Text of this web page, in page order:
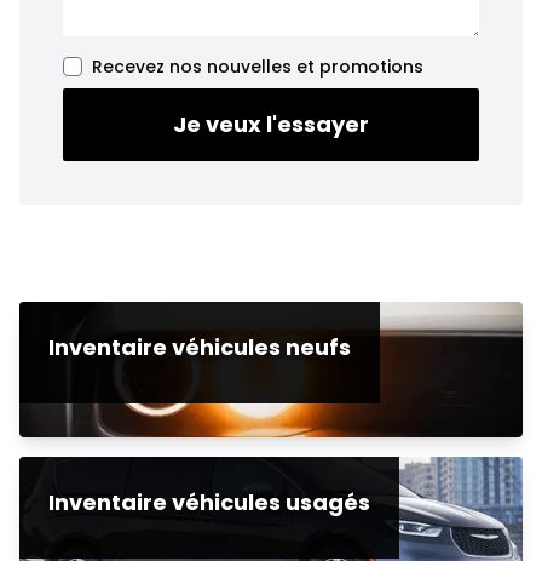
Recevez nos nouvelles et promotions
Je veux l'essayer
Inventaire véhicules neufs
Inventaire véhicules usagés